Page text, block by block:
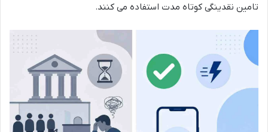
تامین نقدینگی کوتاه مدت استفاده می کنند.